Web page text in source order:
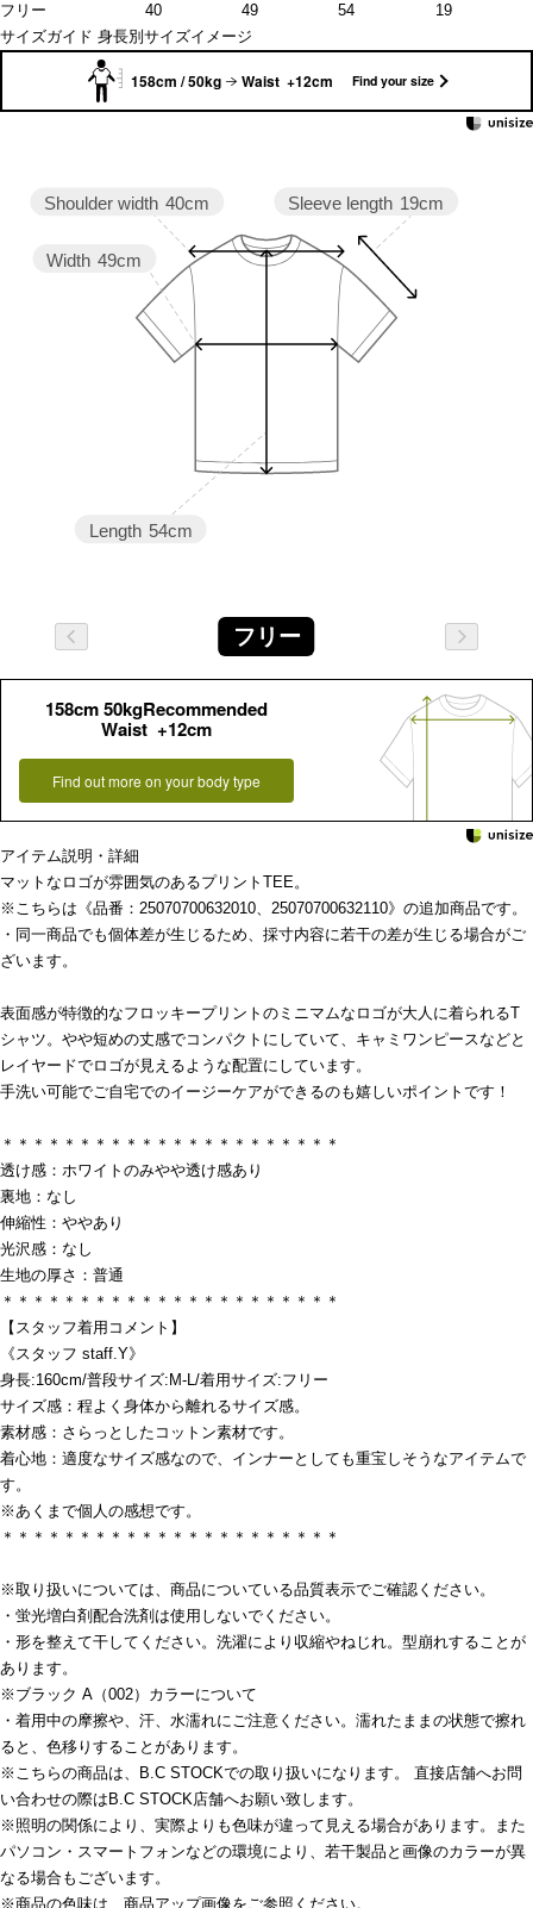
フリー
40 49 54
19
サイズガイド 身長別サイズイメージ
158cm / 50kg Waist +12cm Find your size
Sleeve length 19cm
Length 54cm
Width 49cm
Shoulder width 40cm
フリー
158cm 50kgRecommended
Waist +12cm
Find out more on your body type
アイテム説明・詳細
マットなロゴが雰囲気のあるプリントTEE。
※こちらは《品番：25070700632010、25070700632110》の追加商品です。
・同一商品でも個体差が生じるため、採寸内容に若干の差が生じる場合がご
ざいます。
表面感が特徴的なフロッキープリントのミニマムなロゴが大人に着られるT
シャツ。やや短めの丈感でコンパクトにしていて、キャミワンピースなどと
レイヤードでロゴが見えるような配置にしています。
手洗い可能でご自宅でのイージーケアができるのも嬉しいポイントです！
＊＊＊＊＊＊＊＊＊＊＊＊＊＊＊＊＊＊＊＊＊＊
透け感：ホワイトのみやや透け感あり
裏地：なし
伸縮性：ややあり
光沢感：なし
生地の厚さ：普通
＊＊＊＊＊＊＊＊＊＊＊＊＊＊＊＊＊＊＊＊＊＊
【スタッフ着用コメント】
《スタッフ staff.Y》
身長:160cm/普段サイズ:M-L/着用サイズ:フリー
サイズ感：程よく身体から離れるサイズ感。
素材感：さらっとしたコットン素材です。
着心地：適度なサイズ感なので、インナーとしても重宝しそうなアイテムで
す。
※あくまで個人の感想です。
＊＊＊＊＊＊＊＊＊＊＊＊＊＊＊＊＊＊＊＊＊＊
※取り扱いについては、商品についている品質表示でご確認ください。
・蛍光増白剤配合洗剤は使用しないでください。
・形を整えて干してください。洗濯により収縮やねじれ。型崩れすることが
あります。
※ブラック A（002）カラーについて
・着用中の摩擦や、汗、水濡れにご注意ください。濡れたままの状態で擦れ
ると、色移りすることがあります。
※こちらの商品は、B.C STOCKでの取り扱いになります。 直接店舗へお問
い合わせの際はB.C STOCK店舗へお願い致します。
※照明の関係により、実際よりも色味が違って見える場合があります。また
パソコン・スマートフォンなどの環境により、若干製品と画像のカラーが異
なる場合もございます。
※商品の色味は、商品アップ画像をご参照ください。